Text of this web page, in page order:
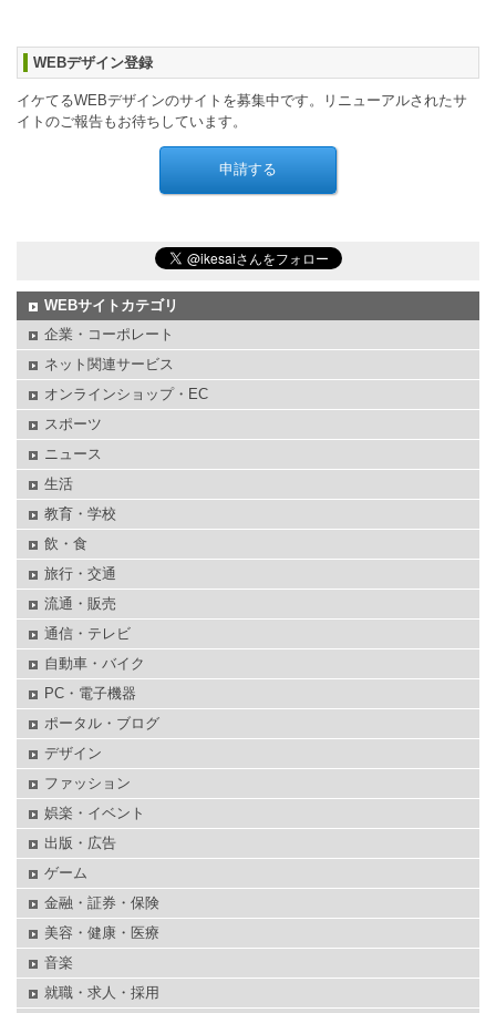
WEBデザイン登録
イケてるWEBデザインのサイトを募集中です。リニューアルされたサ
イトのご報告もお待ちしています。
WEBサイトカテゴリ
企業・コーポレート
ネット関連サービス
オンラインショップ・EC
スポーツ
ニュース
生活
教育・学校
飲・食
旅行・交通
流通・販売
通信・テレビ
自動車・バイク
PC・電子機器
ポータル・ブログ
デザイン
ファッション
娯楽・イベント
出版・広告
ゲーム
金融・証券・保険
美容・健康・医療
音楽
就職・求人・採用